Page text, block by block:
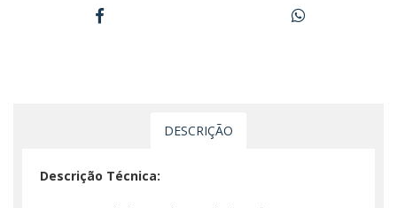
DESCRIÇÃO
Descrição Técnica: